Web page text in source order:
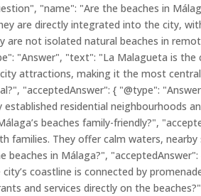
"name": "Are the beaches in
are directly integrated into the city,
are not isolated natural beaches in
"Answer", "text": "La Malagueta is
attractions, making it the most
"acceptedAnswer": { "@type":
established residential neighbourhoods
beaches family-friendly?",
families. They offer calm waters,
beaches in Málaga?",
coastline is connected by
and services directly on the